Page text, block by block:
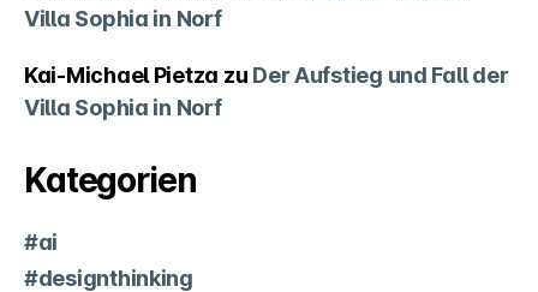
Villa Sophia in Norf
Kai-Michael Pietza zu Der Aufstieg und Fall der
Villa Sophia in Norf
Kategorien
#ai
#designthinking